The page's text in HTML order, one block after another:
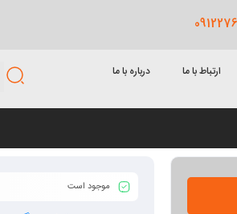
ارتباط با ما درباره با ما
موجود است